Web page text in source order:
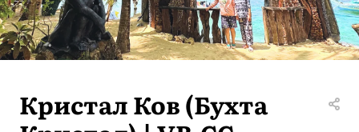
Кристал Ков (Бухта